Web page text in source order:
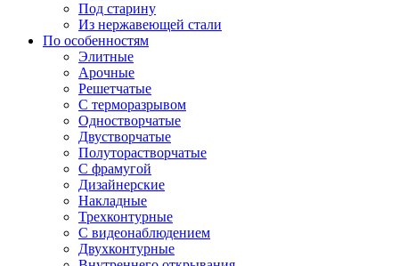
Под старину
Из нержавеющей стали
По особенностям
Элитные
Арочные
Решетчатые
С терморазрывом
Одностворчатые
Двустворчатые
Полуторастворчатые
С фрамугой
Дизайнерские
Накладные
Трехконтурные
С видеонаблюдением
Двухконтурные